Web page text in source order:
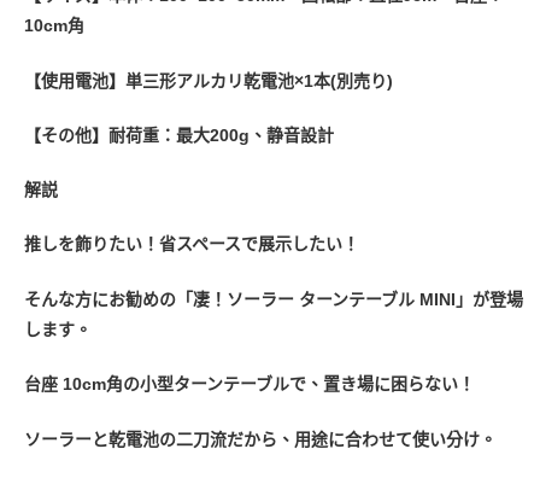
10cm角
【使用電池】単三形アルカリ乾電池×1本(別売り)
【その他】耐荷重：最大200g、静音設計
解説
推しを飾りたい！省スペースで展示したい！
そんな方にお勧めの「凄！ソーラー ターンテーブル MINI」が登場
します。
台座 10cm角の小型ターンテーブルで、置き場に困らない！
ソーラーと乾電池の二刀流だから、用途に合わせて使い分け。